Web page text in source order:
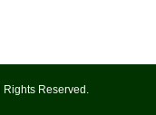
Reserved.